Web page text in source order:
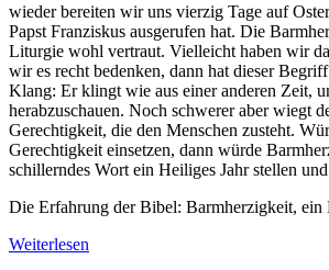
wieder bereiten wir uns vierzig Tage auf
Papst Franziskus ausgerufen hat. Die
Liturgie wohl vertraut. Vielleicht haben wir
wir es recht bedenken, dann hat dieser
Klang: Er klingt wie aus einer anderen Zeit,
herabzuschauen. Noch schwerer aber wiegt
Gerechtigkeit, die den Menschen zusteht.
Gerechtigkeit einsetzen, dann würde
schillerndes Wort ein Heiliges Jahr stellen
Die Erfahrung der Bibel: Barmherzigkeit, ein
Weiterlesen